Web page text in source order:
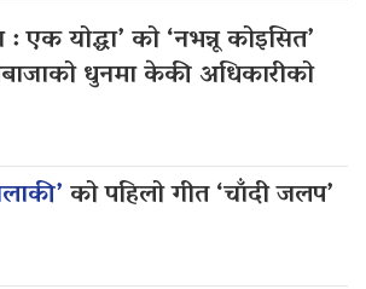
: एक योद्धा’ को ‘नभन्नू कोइसित’
धुनमा केकी अधिकारीको
को पहिलो गीत ‘चाँदी जलप’